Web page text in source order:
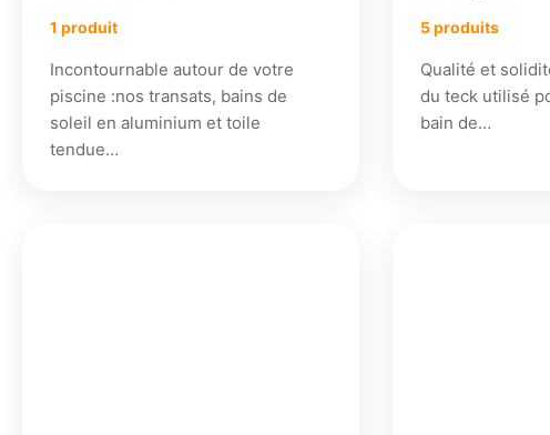
1 produit
Incontournable autour de votre
piscine :nos transats, bains de
soleil en aluminium et toile
tendue…
5 produits
Qualité et
du teck utilisé
bain de…